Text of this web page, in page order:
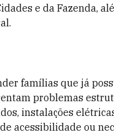
e da Fazenda,
famílias que já
problemas
instalações
acessibilidade ou